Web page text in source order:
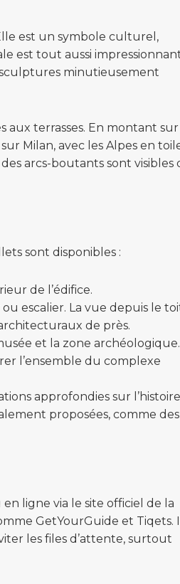
est un symbole culturel,
est tout aussi
sculptures minutieusement
aux terrasses. En montant
Milan, avec les Alpes en
arcs-boutants sont visibles
sont disponibles :
de l’édifice.
escalier. La vue depuis le
de près.
et la zone archéologique.
l’ensemble du complexe
approfondies sur l’histoire
proposées, comme des
ligne via le site officiel de la
GetYourGuide et Tiqets. Il
les files d’attente, surtout